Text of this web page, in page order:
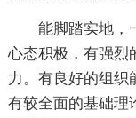
能脚踏实地，
心态积极，有强烈
力。有良好的组织
有较全面的基础理